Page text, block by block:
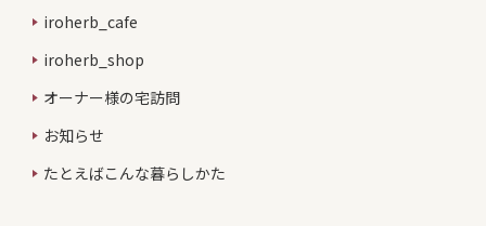
iroherb_cafe
iroherb_shop
オーナー様の宅訪問
お知らせ
たとえばこんな暮らしかた